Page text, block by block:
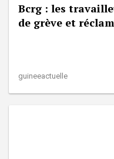
Bcrg : les
de grève et
guineeactuelle